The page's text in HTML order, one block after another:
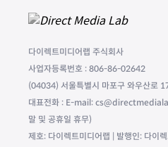
다이렉트미디어랩 주식회사
사업자등록번호 : 806-86-02642
(04034) 서울특별시 마포구 와우산로
대표전화 : E-mail:
말 및 공휴일 휴무)
제호: 다이렉트미디어랩 | 발행인: 다이